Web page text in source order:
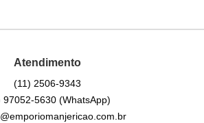
Atendimento
(11) 2506-9343
97052-5630(WhatsApp)